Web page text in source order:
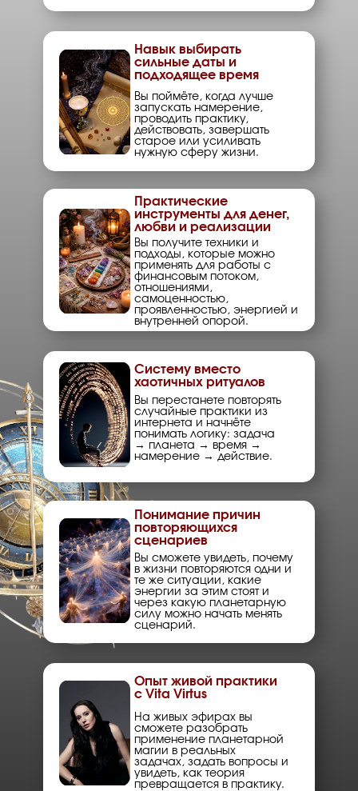
Вы поймёте, когда лучше
запускать намерение,
проводить практику,
действовать, завершать
старое или усиливать
нужную сферу жизни.
Навык выбирать
сильные даты и
подходящее время
Вы получите техники и
подходы, которые можно
применять для работы с
финансовым потоком,
отношениями,
самоценностью,
проявленностью, энергией и
внутренней опорой.
Практические
инструменты для денег,
любви и реализации
Вы перестанете повторять
случайные практики из
интернета и начнёте
понимать логику: задача
→ планета → время →
намерение → действие.
Систему вместо
хаотичных ритуалов
Вы сможете увидеть, почему
в жизни повторяются одни и
те же ситуации, какие
энергии за этим стоят и
через какую планетарную
силу можно начать менять
сценарий.
Понимание причин
повторяющихся
сценариев
На живых эфирах вы
сможете разобрать
применение планетарной
магии в реальных
задачах, задать вопросы и
увидеть, как теория
превращается в практику.
Опыт живой практики
с Vita Virtus